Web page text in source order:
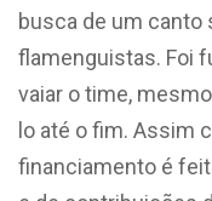
busca de um canto
flamenguistas. Foi
vaiar o time,
lo até o fim. Assim
financiamento é